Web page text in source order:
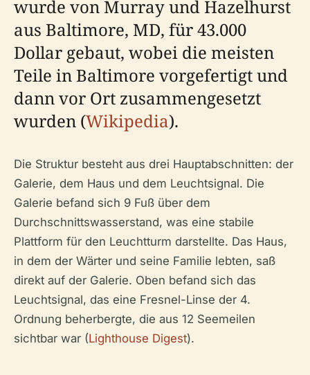
wurde von Murray und Hazelhurst
aus Baltimore, MD, für 43.000
Dollar gebaut, wobei die meisten
Teile in Baltimore vorgefertigt und
dann vor Ort zusammengesetzt
wurden (Wikipedia).
Die Struktur besteht aus drei Hauptabschnitten: der
Galerie, dem Haus und dem Leuchtsignal. Die
Galerie befand sich 9 Fuß über dem
Durchschnittswasserstand, was eine stabile
Plattform für den Leuchtturm darstellte. Das Haus,
in dem der Wärter und seine Familie lebten, saß
direkt auf der Galerie. Oben befand sich das
Leuchtsignal, das eine Fresnel-Linse der 4.
Ordnung beherbergte, die aus 12 Seemeilen
sichtbar war (Lighthouse Digest).